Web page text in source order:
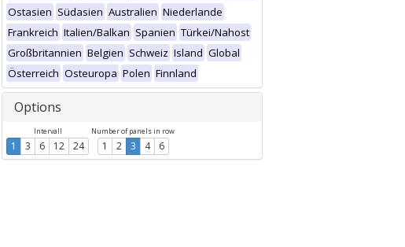
Ostasien Südasien Australien Niederlande
Frankreich Italien/Balkan Spanien Türkei/Nahost
Großbritannien Belgien Schweiz Island Global
Österreich Osteuropa Polen Finnland
Options
Intervall
1 3 6 12 24
Number of panels in row
1 2 3 4 6